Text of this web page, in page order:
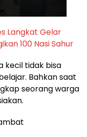
Langkat Gelar
100 Nasi Sahur
kecil tidak bisa
Bahkan saat
seorang warga